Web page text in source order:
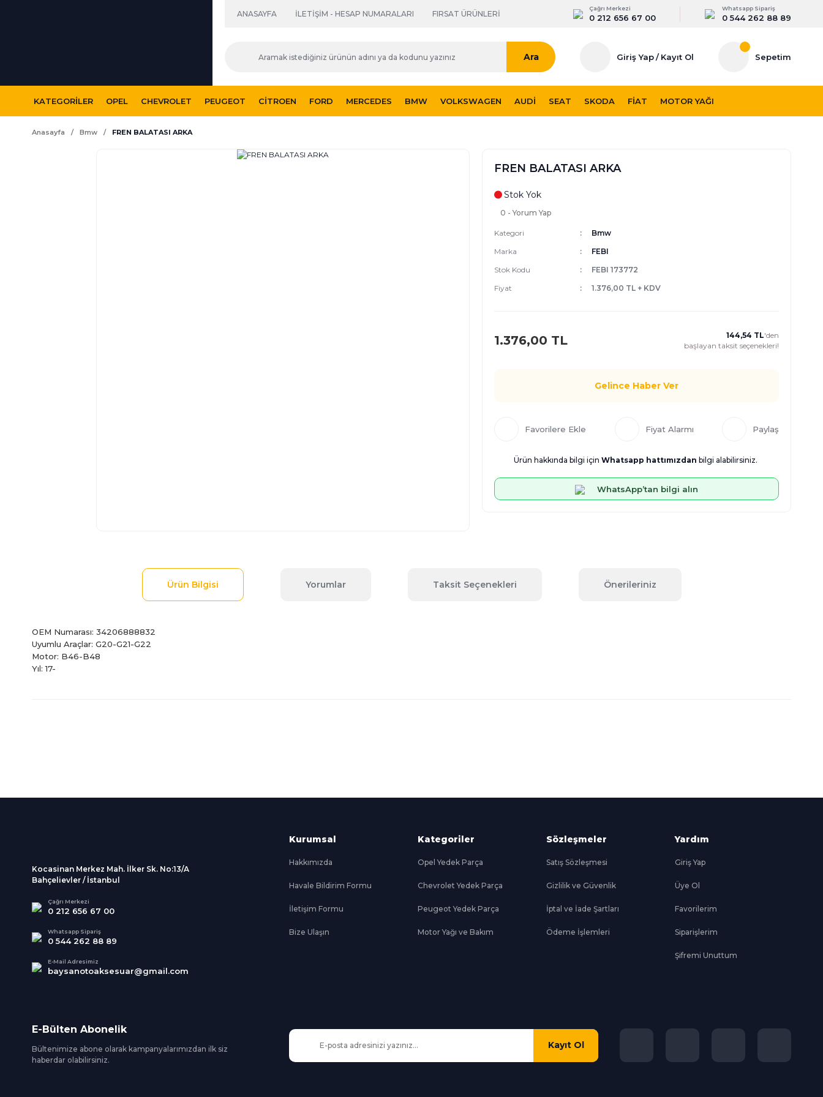
ANASAYFA İLETİŞİM - HESAP NUMARALARI FIRSAT ÜRÜNLERİ
Çağrı Merkezi
0 212 656 67 00
Whatsapp Sipariş
0 544 262 88 89
Ara Giriş Yap/ Kayıt Ol Sepetim
KATEGORILER OPEL CHEVROLET PEUGEOT CITROEN FORD MERCEDES BMW VOLKSWAGEN AUDI SEAT SKODA FIAT MOTOR YAĞI
Anasayfa Bmw FREN BALATASI ARKA
FREN BALATASI ARKA
Stok Yok
0 - Yorum Yap
Kategori
Bmw
Marka
FEBI
Stok Kodu
FEBI 173772
Fiyat
1.376,00 TL + KDV
1.376,00 TL 144,54 TL'den
başlayan taksit seçenekleri!
Gelince Haber Ver
Fiyat Alarmı Paylaş
Ürün hakkında bilgi için Whatsapp hattımızdan bilgi alabilirsiniz.
WhatsApp’tan bilgi alın
Ürün Bilgisi Yorumlar Taksit Seçenekleri Önerileriniz
OEM Numarası: 34206888832
Uyumlu Araçlar: G20-G21-G22
Motor: B46-B48
Yıl: 17-
Gönder
Kocasinan Merkez Mah. İlker Sk. No:13/A
Bahçelievler / İstanbul
Çağrı Merkezi
0 212 656 67 00
Whatsapp Sipariş
0 544 262 88 89
E-Mail Adresimiz
baysanotoaksesuar@gmail.com
Kurumsal
Hakkımızda
Havale Bildirim Formu
İletişim Formu
Bize Ulaşın
Kategoriler
Opel Yedek Parça
Chevrolet Yedek Parça
Peugeot Yedek Parça
Motor Yağı ve Bakım
Sözleşmeler
Satış Sözleşmesi
Gizlilik ve Güvenlik
İptal ve İade Şartları
Ödeme İşlemleri
Yardım
Giriş Yap
Üye Ol
Favorilerim
Siparişlerim
Şifremi Unuttum
E-Bülten Abonelik
Bültenimize abone olarak kampanyalarımızdan ilk siz
haberdar olabilirsiniz.
Kayıt Ol